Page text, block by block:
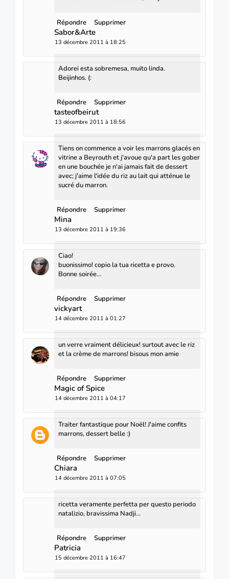
Répondre Supprimer
Sabor&Arte
13 décembre 2011 à 18:25
Adorei esta sobremesa, muito linda.
Beijinhos. (:
Répondre Supprimer
tasteofbeirut
13 décembre 2011 à 18:56
Tiens on commence a voir les marrons glacés en
vitrine a Beyrouth et j'avoue qu'a part les gober
en une bouchée je n'ai jamais fait de dessert
avec; j'aime l'idée du riz au lait qui atténue le
sucré du marron.
Répondre Supprimer
Mina
13 décembre 2011 à 19:36
Ciao!
buonissimo! copio la tua ricetta e provo.
Bonne soirée...
Répondre Supprimer
vickyart
14 décembre 2011 à 01:27
un verre vraiment délicieux! surtout avec le riz
et la crème de marrons! bisous mon amie
Répondre Supprimer
Magic of Spice
14 décembre 2011 à 04:17
Traiter fantastique pour Noël! J'aime confits
marrons, dessert belle :)
Répondre Supprimer
Chiara
14 décembre 2011 à 07:05
ricetta veramente perfetta per questo periodo
natalizio, bravissima Nadji...
Répondre Supprimer
Patricia
15 décembre 2011 à 16:47